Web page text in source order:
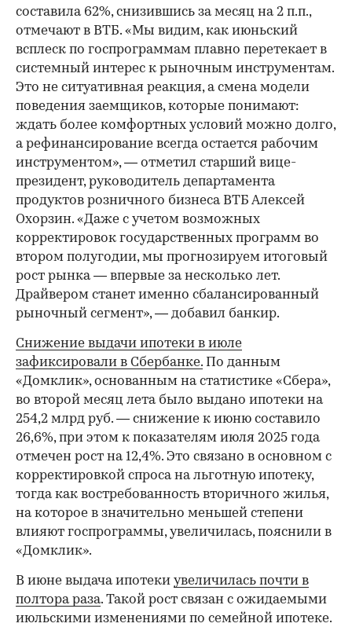
составила 62%, снизившись за месяц на 2 п.п.,
отмечают в ВТБ. «Мы видим, как июньский
всплеск по госпрограммам плавно перетекает в
системный интерес к рыночным инструментам.
Это не ситуативная реакция, а смена модели
поведения заемщиков, которые понимают:
ждать более комфортных условий можно долго,
а рефинансирование всегда остается рабочим
инструментом», — отметил старший вице-
президент, руководитель департамента
продуктов розничного бизнеса ВТБ Алексей
Охорзин. «Даже с учетом возможных
корректировок государственных программ во
втором полугодии, мы прогнозируем итоговый
рост рынка — впервые за несколько лет.
Драйвером станет именно сбалансированный
рыночный сегмент», — добавил банкир.
Снижение выдачи ипотеки в июле
зафиксировали в Сбербанке. По данным
«Домклик», основанным на статистике «Сбера»,
во второй месяц лета было выдано ипотеки на
254,2 млрд руб. — снижение к июню составило
26,6%, при этом к показателям июля 2025 года
отмечен рост на 12,4%. Это связано в основном с
корректировкой спроса на льготную ипотеку,
тогда как востребованность вторичного жилья,
на которое в значительно меньшей степени
влияют госпрограммы, увеличилась, пояснили в
«Домклик».
В июне выдача ипотеки увеличилась почти в
полтора раза. Такой рост связан с ожидаемыми
июльскими изменениями по семейной ипотеке.